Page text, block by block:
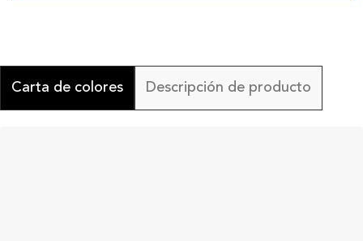
Carta de colores Descripción de producto